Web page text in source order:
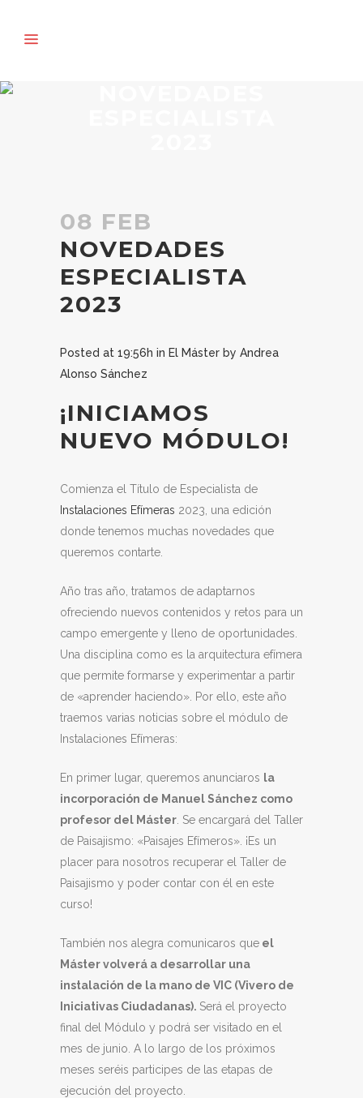
08 FEB
NOVEDADES
ESPECIALISTA
2023
Posted at 19:56h in El Máster by Andrea
Alonso Sánchez
¡INICIAMOS
NUEVO MÓDULO!
Comienza el Título de Especialista de
Instalaciones Efímeras 2023, una edición
donde tenemos muchas novedades que
queremos contarte.
Año tras año, tratamos de adaptarnos
ofreciendo nuevos contenidos y retos para un
campo emergente y lleno de oportunidades.
Una disciplina como es la arquitectura efímera
que permite formarse y experimentar a partir
de «aprender haciendo». Por ello, este año
traemos varias noticias sobre el módulo de
Instalaciones Efímeras:
En primer lugar, queremos anunciaros la
incorporación de Manuel Sánchez como
profesor del Máster . Se encargará del Taller
de Paisajismo: «Paisajes Efímeros». ¡Es un
placer para nosotros recuperar el Taller de
Paisajismo y poder contar con él en este
curso!
También nos alegra comunicaros que el
Máster volverá a desarrollar una
instalación de la mano de VIC (Vivero de
Iniciativas Ciudadanas). Será el proyecto
final del Módulo y podrá ser visitado en el
mes de junio. A lo largo de los próximos
meses seréis participes de las etapas de
ejecución del proyecto.